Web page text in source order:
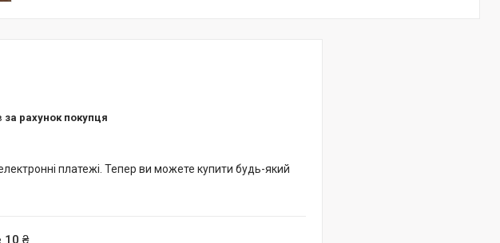
за рахунок покупця
платежі. Тепер ви можете купити будь-який
10 ₴